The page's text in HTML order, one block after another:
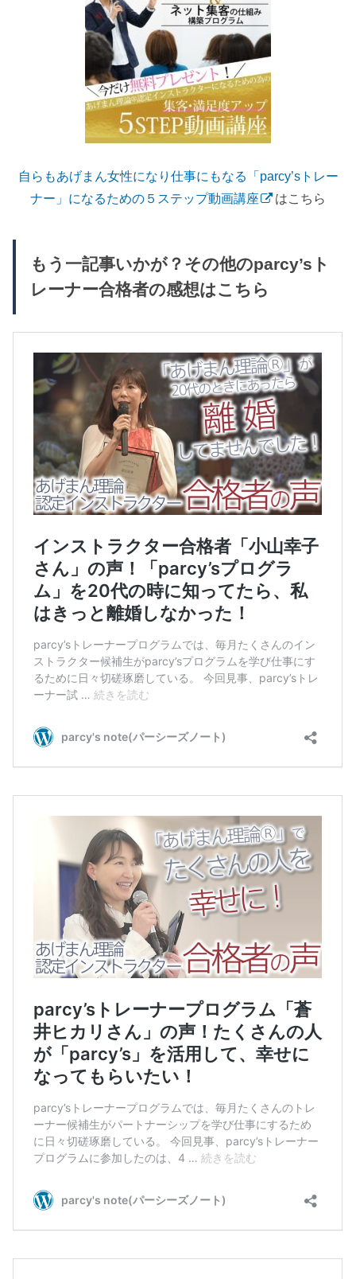
自らもあげまん女性になり仕事にもなる「parcy’sトレー
ナー」になるための５ステップ動画講座
はこちら
もう一記事いかが？その他のparcy’sト
レーナー合格者の感想はこちら